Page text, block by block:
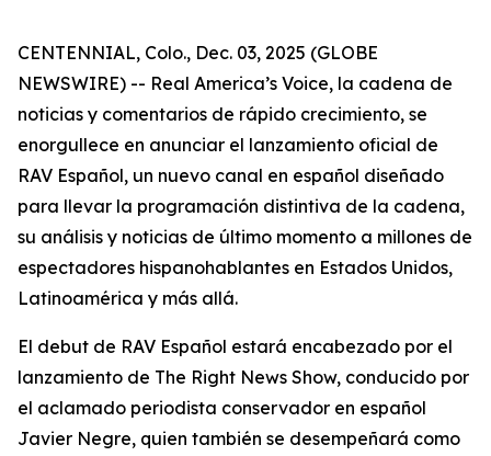
CENTENNIAL, Colo., Dec. 03, 2025 (GLOBE
NEWSWIRE) -- Real America’s Voice, la cadena de
noticias y comentarios de rápido crecimiento, se
enorgullece en anunciar el lanzamiento oficial de
RAV Español, un nuevo canal en español diseñado
para llevar la programación distintiva de la cadena,
su análisis y noticias de último momento a millones de
espectadores hispanohablantes en Estados Unidos,
Latinoamérica y más allá.
El debut de RAV Español estará encabezado por el
lanzamiento de The Right News Show, conducido por
el aclamado periodista conservador en español
Javier Negre, quien también se desempeñará como